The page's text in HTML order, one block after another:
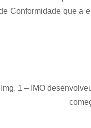
Conformidade que a
Img. 1 – IMO